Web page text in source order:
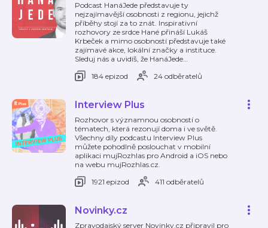
Podcast HanáJede představuje ty
nejzajímavější osobnosti z regionu, jejichž
příběhy stojí za to znát. Inspirativní
rozhovory ze srdce Hané přináší Lukáš
Krbeček a mimo osobností představuje také
zajímavé akce, lokální značky a instituce.
Sleduj nás a uvidíš, že HanáJede…
184 epizod
24 odběratelů
Interview Plus
Rozhovor s významnou osobností o
tématech, která rezonují doma i ve světě.
Všechny díly podcastu Interview Plus
můžete pohodlně poslouchat v mobilní
aplikaci mujRozhlas pro Android a iOS nebo
na webu mujRozhlas.cz.
1921 epizod
411 odběratelů
Novinky.cz
Zpravodajský server Novinky.cz připravil pro